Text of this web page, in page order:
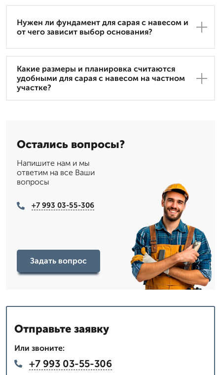
Нужен ли фундамент для сарая с навесом и
от чего зависит выбор основания?
Какие размеры и планировка считаются
удобными для сарая с навесом на частном
участке?
Остались вопросы?
Напишите нам и мы
ответим на все Ваши
вопросы
+7 993 03-55-306
Задать вопрос
Отправьте заявку
Или звоните:
+7 993 03-55-306